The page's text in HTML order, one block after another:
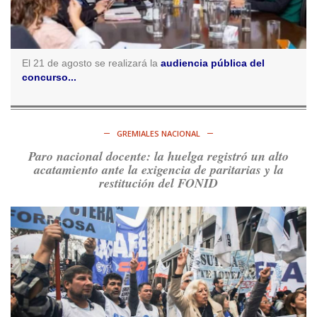
@consensopatagon
RT@caortega64 https://t.co/q6PsJKqeuz
Ver en X
Consenso Patagónico
derechos y por su organización. Hoy lo vuelven a intentar.
Ver en X
@consensopatagon
5d
RT@caortega64: A #50AñosDelGolpe, la memoria es
presente y es futuro. https://t.co/uhRcKnCCc5
Ver en X
Consenso Patagónico
5d
El 21 de agosto se realizará la audiencia pública del
concurso...
GREMIALES NACIONAL
Paro nacional docente: la huelga registró un alto
acatamiento ante la exigencia de paritarias y la
restitución del FONID